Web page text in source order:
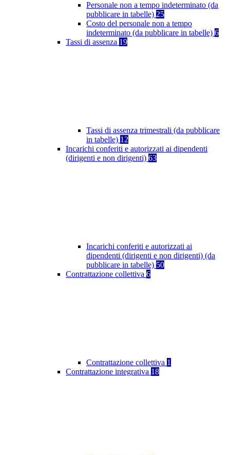
Personale non a tempo indeterminato (da
pubblicare in tabelle) 25
Costo del personale non a tempo
indeterminato (da pubblicare in tabelle) 6
Tassi di assenza 19
Tassi di assenza trimestrali (da pubblicare
in tabelle) 12
Incarichi conferiti e autorizzati ai dipendenti
(dirigenti e non dirigenti) 63
Incarichi conferiti e autorizzati ai
dipendenti (dirigenti e non dirigenti) (da
pubblicare in tabelle) 50
Contrattazione collettiva 6
Contrattazione collettiva 1
Contrattazione integrativa 18